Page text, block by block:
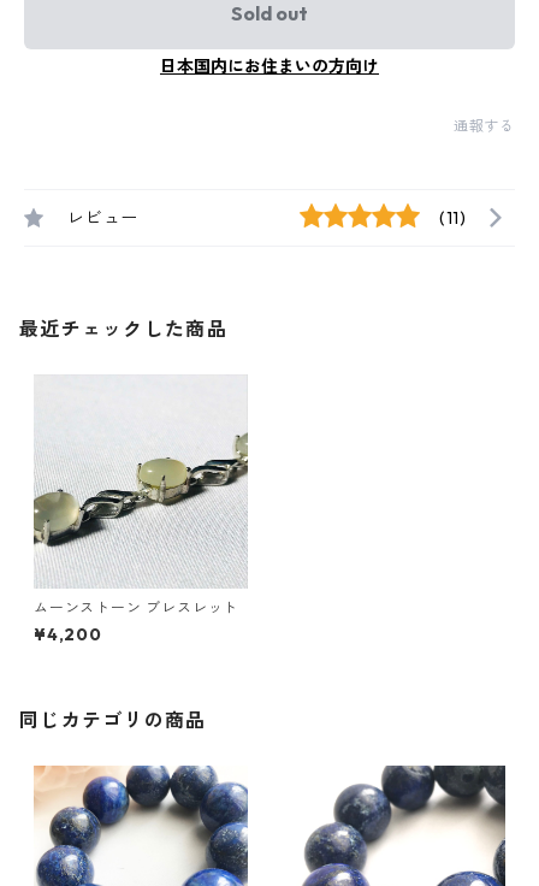
Sold out
日本国内にお住まいの方向け
通報する
レビュー (11)
最近チェックした商品
ムーンストーン ブレスレット
¥4,200
同じカテゴリの商品